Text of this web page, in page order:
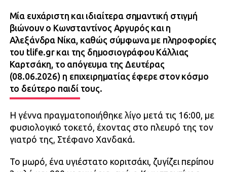
Μία ευχάριστη και ιδιαίτερα σημαντική στιγμή
βιώνουν ο Κωνσταντίνος Αργυρός και η
Αλεξάνδρα Νίκα, καθώς σύμφωνα με πληροφορίες
του tlife.gr και της δημοσιογράφου Κάλλιας
Καρτσάκη, το απόγευμα της Δευτέρας
(08.06.2026) η επιχειρηματίας έφερε στον κόσμο
το δεύτερο παιδί τους.
Η γέννα πραγματοποιήθηκε λίγο μετά τις 16:00, με
φυσιολογικό τοκετό, έχοντας στο πλευρό της τον
γιατρό της, Στέφανο Χανδακά.
Το μωρό, ένα υγιέστατο κοριτσάκι, ζυγίζει περίπου